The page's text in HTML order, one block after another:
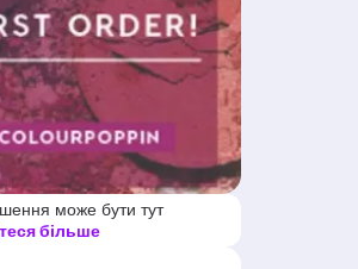
може бути тут
більше